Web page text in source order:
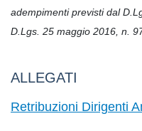
adempimenti previsti dal
D.Lgs. 25 maggio 2016, n.
ALLEGATI
Retribuzioni Dirigenti